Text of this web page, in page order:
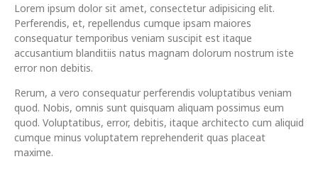
Lorem ipsum dolor sit amet, consectetur adipisicing elit.
Perferendis, et, repellendus cumque ipsam maiores
consequatur temporibus veniam suscipit est itaque
accusantium blanditiis natus magnam dolorum nostrum iste
error non debitis.
Rerum, a vero consequatur perferendis voluptatibus veniam
quod. Nobis, omnis sunt quisquam aliquam possimus eum
quod. Voluptatibus, error, debitis, itaque architecto cum aliquid
cumque minus voluptatem reprehenderit quas placeat
maxime.